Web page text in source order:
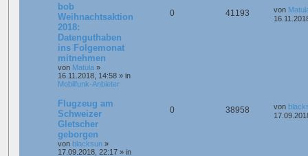
bob
Weihnachtsaktion
2018:
Datenguthaben
ins Folgemonat
mitnehmen
von Matula »
16.11.2018, 14:58 » in
Mobilfunk-Anbieter
0 41193 von
Flugzeug am
Schweizer
Gletscher
geborgen
von blacksun »
17.09.2018, 22:17 » in
0 38958 von